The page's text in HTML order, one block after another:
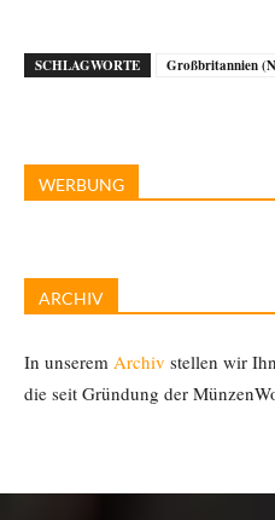
SCHLAGWORTE Großbritannien
WERBUNG
ARCHIV
In unserem Archiv stellen wir
die seit Gründung der